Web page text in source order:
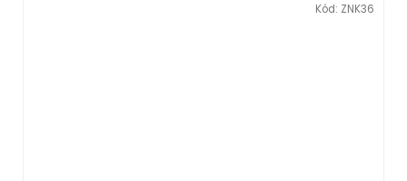
Kód: ZNK36